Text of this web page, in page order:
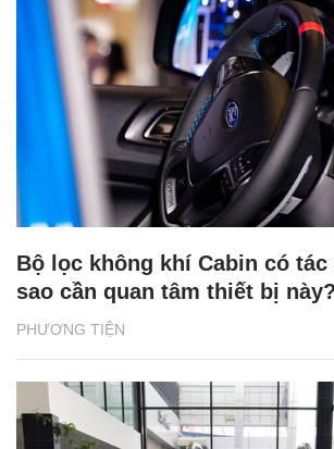
PHƯƠNG TIỆN
Bộ lọc không khí Cabin có
sao cần quan tâm thiết bị này?